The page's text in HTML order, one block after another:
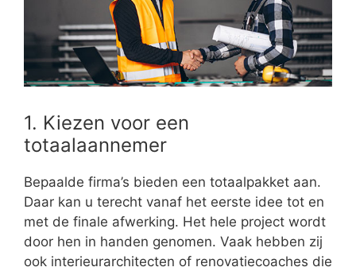
1. Kiezen voor een
totaalaannemer
Bepaalde firma’s bieden een totaalpakket aan.
Daar kan u terecht vanaf het eerste idee tot en
met de finale afwerking. Het hele project wordt
door hen in handen genomen. Vaak hebben zij
ook interieurarchitecten of renovatiecoaches die